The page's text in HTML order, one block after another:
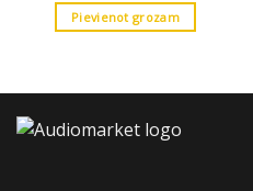
Pievienot grozam